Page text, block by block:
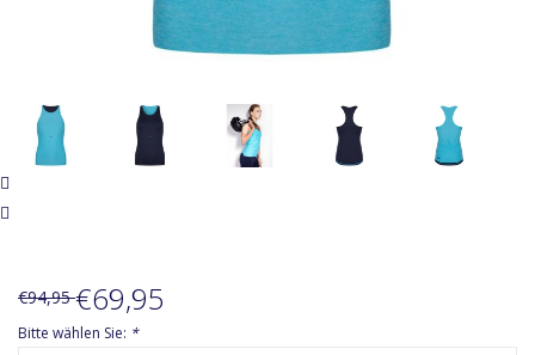
€94,95€69,95
Bitte wählen Sie: *